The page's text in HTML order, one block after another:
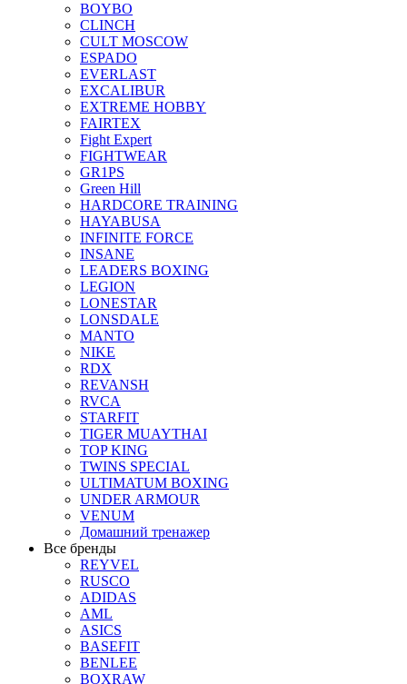
BOYBO
CLINCH
CULT MOSCOW
ESPADO
EVERLAST
EXCALIBUR
EXTREME HOBBY
FAIRTEX
Fight Expert
FIGHTWEAR
GR1PS
Green Hill
HARDCORE TRAINING
HAYABUSA
INFINITE FORCE
INSANE
LEADERS BOXING
LEGION
LONESTAR
LONSDALE
MANTO
NIKE
RDX
REVANSH
RVCA
STARFIT
TIGER MUAYTHAI
TOP KING
TWINS SPECIAL
ULTIMATUM BOXING
UNDER ARMOUR
VENUM
Домашний тренажер
Все бренды
REYVEL
RUSCO
ADIDAS
AML
ASICS
BASEFIT
BENLEE
BOXRAW